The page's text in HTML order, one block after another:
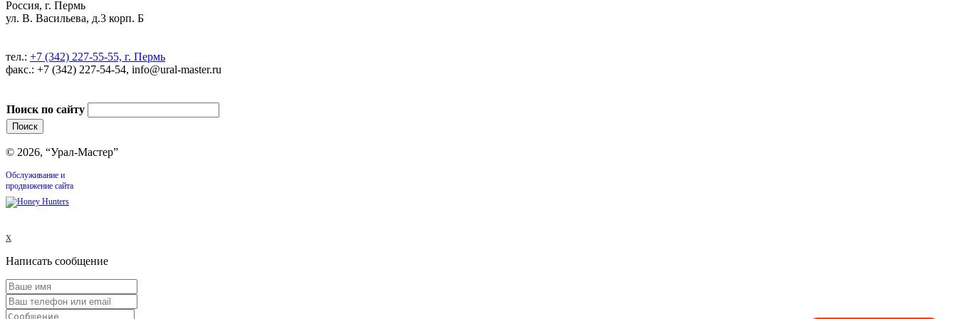
Россия, г. Пермь
ул. В. Васильева, д.3 корп. Б
тел.: +7 (342) 227-55-55, г. Пермь
факс.: +7 (342) 227-54-54, info@ural-master.ru
Поиск по сайту
© 2026, “Урал-Мастер”
Обслуживание и
продвижение сайта
x
Написать сообщение